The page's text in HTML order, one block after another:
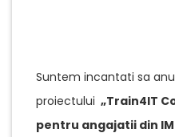
Suntem incantati sa
proiectului „Train4IT
pentru angajatii din